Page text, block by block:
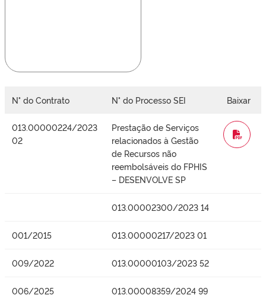
N° do Contrato N° do Processo SEI Baixar
013.00000224/2023
02
Prestação de Serviços
relacionados à Gestão
de Recursos não
reembolsáveis do FPHIS
– DESENVOLVE SP
WORD
013.00002300/2023 14
001/2015 013.00000217/2023 01
009/2022 013.00000103/2023 52
006/2025 013.00008359/2024 99